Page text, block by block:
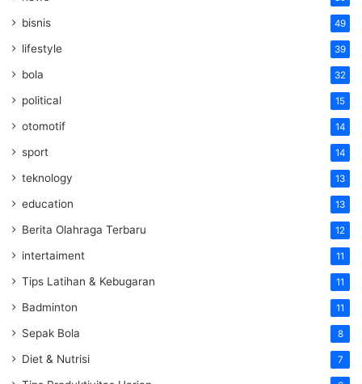
bisnis 49
lifestyle 39
bola 32
political 15
otomotif 14
sport 14
teknology 13
education 13
Berita Olahraga Terbaru 12
intertaiment 11
Tips Latihan & Kebugaran 11
Badminton 11
Sepak Bola 8
Diet & Nutrisi 7